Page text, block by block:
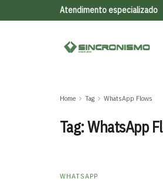
Atendimento especializado
Home Tag WhatsApp Flows
Tag:WhatsApp
WHATSAPP